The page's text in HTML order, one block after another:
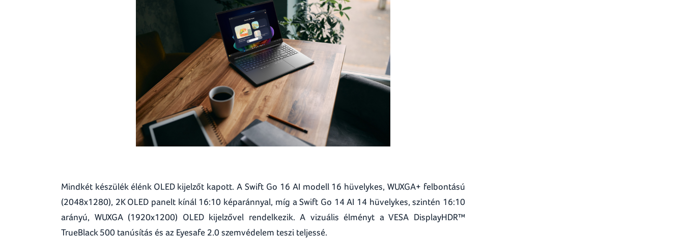
Mindkét készülék élénk OLED kijelzőt kapott. A Swift Go 16 AI modell 16 hüvelykes, WUXGA+ felbontású
(2048x1280), 2K OLED panelt kínál 16:10 képaránnyal, míg a Swift Go 14 AI 14 hüvelykes, szintén 16:10
arányú, WUXGA (1920x1200) OLED kijelzővel rendelkezik. A vizuális élményt a VESA DisplayHDR™
TrueBlack 500 tanúsítás és az Eyesafe 2.0 szemvédelem teszi teljessé.